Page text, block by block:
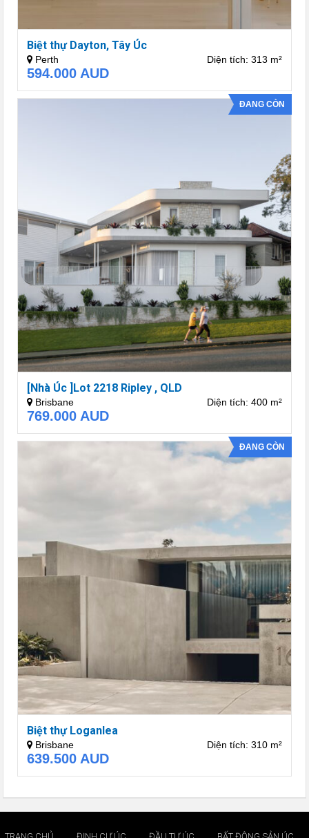
Biệt thự Dayton, Tây Úc
Perth Diện tích: 313 m²
594.000 AUD
ĐANG CÒN
[Nhà Úc ]Lot 2218 Ripley , QLD
Brisbane Diện tích: 400 m²
769.000 AUD
ĐANG CÒN
Biệt thự Loganlea
Brisbane Diện tích: 310 m²
639.500 AUD